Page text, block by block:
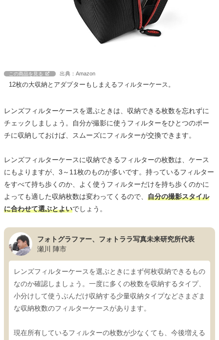
この商品を見る 出典：Amazon
12枚の大収納とアダプターもしまえるフィルターケース。
レンズフィルターケースを選ぶときは、収納できる枚数を忘れずに
チェックしましょう。自分が撮影に使うフィルターをひとつのポー
チに収納しておけば、スムーズにフィルターが交換できます。
レンズフィルターケースに収納できるフィルターの枚数は、ケース
にもよりますが、3～11枚のものが多いです。持っているフィルター
をすべて持ち歩くのか、よく使うフィルターだけを持ち歩くのかに
よっても適した収納枚数は変わってくるので、 自分の撮影スタイル
に合わせて選ぶとよいでしょう。
フォトグラファー、フォトララ写真未来研究所代表
瀬川 陣市
レンズフィルターケースを選ぶときにまず何枚収納できるもの
なのか確認しましょう。一度に多くの枚数を収納するタイプ、
小分けして使うぶんだけ収納する少量収納タイプなどさまざま
な収納枚数のフィルターケースがあります。
現在所有しているフィルターの枚数が少なくても、今後増える